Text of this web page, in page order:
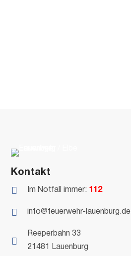
Kontakt
 Im Notfall immer: 112
 info@feuerwehr-lauenburg.de

Reeperbahn 33
21481 Lauenburg